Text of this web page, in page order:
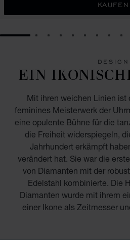
KAUFEN
GO TO SLIDE 1GO TO SLIDE 2
GO TO SLIDE 3
GO TO SLIDE 4
GO TO SLIDE
GO TOGO TO
GO
DESIGN
EIN
Mit ihren weichen Linien ist
feminines Meisterwerk der
eine opulente Bühne für die
die Freiheit widerspiegeln,
Jahrhundert erkämpft
verändert hat. Sie war die
von Diamanten mit der
Edelstahl kombinierte. Die
Diamanten wurde mit ihrem
einer Ikone als Zeitmesser